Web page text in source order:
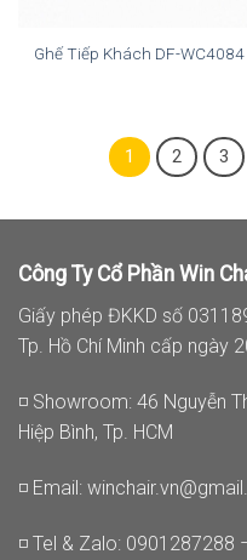
Ghế Tiếp Khách DF-WC4084
1 2 3
Công Ty Cổ Phần Win
Giấy phép ĐKKD số
Tp. Hồ Chí Minh cấp ngày
◽ Showroom: 46 Nguyễn
Hiệp Bình, Tp. HCM
◽ Email:
◽ Tel & Zalo: